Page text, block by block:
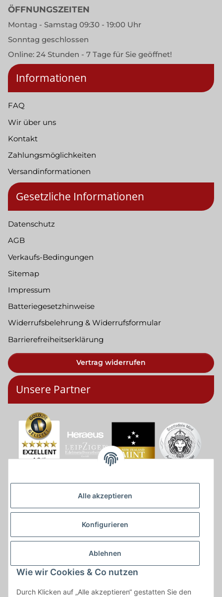
Alle akzeptieren
Konfigurieren
Ablehnen
Wie wir Cookies & Co nutzen
Durch Klicken auf „Alle akzeptieren“ gestatten Sie den
ÖFFNUNGSZEITEN
Montag - Samstag 09:30 - 19:00 Uhr
Sonntag geschlossen
Online: 24 Stunden - 7 Tage für Sie geöffnet!
Informationen
FAQ
Wir über uns
Kontakt
Zahlungsmöglichkeiten
Versandinformationen
Gesetzliche Informationen
Datenschutz
AGB
Verkaufs-Bedingungen
Sitemap
Impressum
Batteriegesetzhinweise
Widerrufsbelehrung & Widerrufsformular
Barrierefreiheitserklärung
Vertrag widerrufen
Unsere Partner
* * Lieferzeiten gelten ab Zahlungseingang und innerhalb